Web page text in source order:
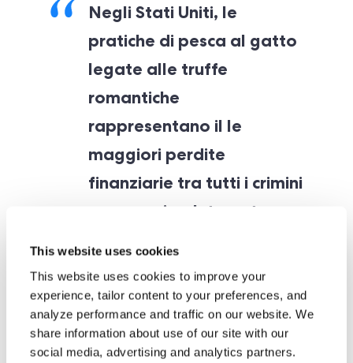
This website uses cookies
This website uses cookies to improve your
experience, tailor content to your preferences, and
analyze performance and traffic on our website. We
share information about use of our site with our
social media, advertising and analytics partners.
Negli Stati Uniti, le
pratiche di pesca al gatto
legate alle truffe
romantiche
rappresentano il le
maggiori perdite
finanziarie tra tutti i crimini
commessi su Internet.
Lo ha riferito la CNN quasi
hanno perso la scioccante cifra di $740 milioni
ciascuno a queste forme di frode sentimentale
solo nel 2022. La FTC ha dichiarato che il costo